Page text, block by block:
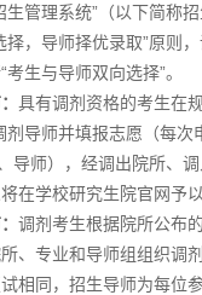
生管理系统”（以下简称
择，导师择优录取”原则
生与导师双向选择”。
具有调剂资格的考生在
剂导师并填报志愿（每次
导师），经调出院所、
在学校研究生院官网予以
调剂考生根据院所公布
、专业和导师组组织调
相同，招生导师为每位